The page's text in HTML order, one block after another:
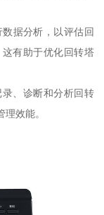
据分析，以评估回
有助于优化回转塔
、诊断和分析回转
效能。